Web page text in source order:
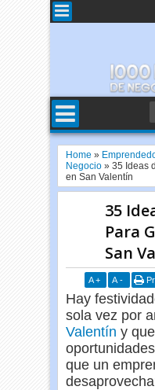
Home »
Negocio »35 Ideas
en San Valentín
35
Para
San
A + A -
Hay
sola vez por
Valentín y
que un